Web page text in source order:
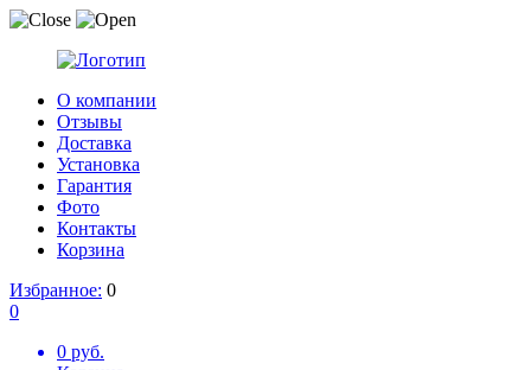
О компании
Отзывы
Доставка
Установка
Гарантия
Фото
Контакты
Корзина
Избранное: 0
0
0 руб.